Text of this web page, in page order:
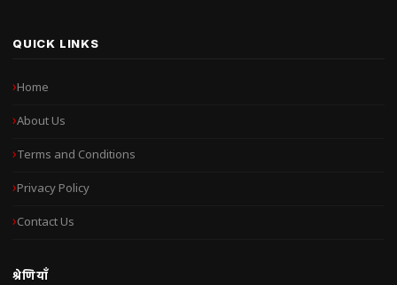
QUICK LINKS
Home
About Us
Terms and Conditions
Privacy Policy
Contact Us
श्रेणियाँ